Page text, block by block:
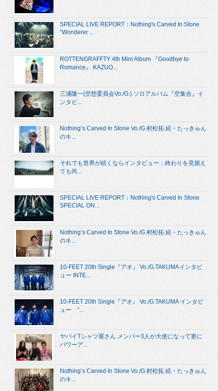
SPECIAL LIVE REPORT：Nothing's Carved In Stone
“Wonderer ...
ROTTENGRAFFTY 4th Mini Album 『Goodbye to
Romance』 KAZUO...
三浦隆一(空想委員会Vo./G.) ソロアルバム『空集合』イ
ンタビ...
Nothing’s Carved In Stone Vo./G.村松拓 続・たっきゅん
のキ...
それでも世界が続くならインタビュー：終わりを見据え
ても尚...
SPECIAL LIVE REPORT：Nothing's Carved In Stone
SPECIAL ON...
Nothing’s Carved In Stone Vo./G.村松拓 続・たっきゅん
のキ...
10-FEET 20th Single『アオ』 Vo./G.TAKUMAインタビ
ュー INTE...
10-FEET 20th Single『アオ』 Vo./G.TAKUMA インタビ
ュー “...
ヤバイTシャツ屋さん メンバー3人が大使になって更に
パワーア...
Nothing’s Carved In Stone Vo./G.村松拓 続・たっきゅん
のキ...